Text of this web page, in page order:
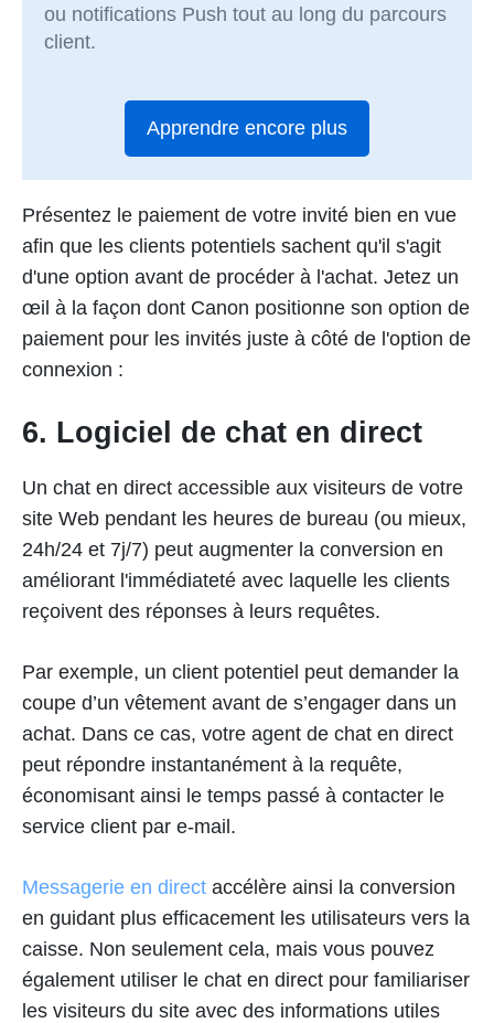
ou notifications Push tout au long du parcours
client.
Apprendre encore plus
Présentez le paiement de votre invité bien en vue
afin que les clients potentiels sachent qu'il s'agit
d'une option avant de procéder à l'achat. Jetez un
œil à la façon dont Canon positionne son option de
paiement pour les invités juste à côté de l'option de
connexion :
6. Logiciel de chat en direct
Un chat en direct accessible aux visiteurs de votre
site Web pendant les heures de bureau (ou mieux,
24h/24 et 7j/7) peut augmenter la conversion en
améliorant l'immédiateté avec laquelle les clients
reçoivent des réponses à leurs requêtes.
Par exemple, un client potentiel peut demander la
coupe d’un vêtement avant de s’engager dans un
achat. Dans ce cas, votre agent de chat en direct
peut répondre instantanément à la requête,
économisant ainsi le temps passé à contacter le
service client par e-mail.
Messagerie en direct accélère ainsi la conversion
en guidant plus efficacement les utilisateurs vers la
caisse. Non seulement cela, mais vous pouvez
également utiliser le chat en direct pour familiariser
les visiteurs du site avec des informations utiles